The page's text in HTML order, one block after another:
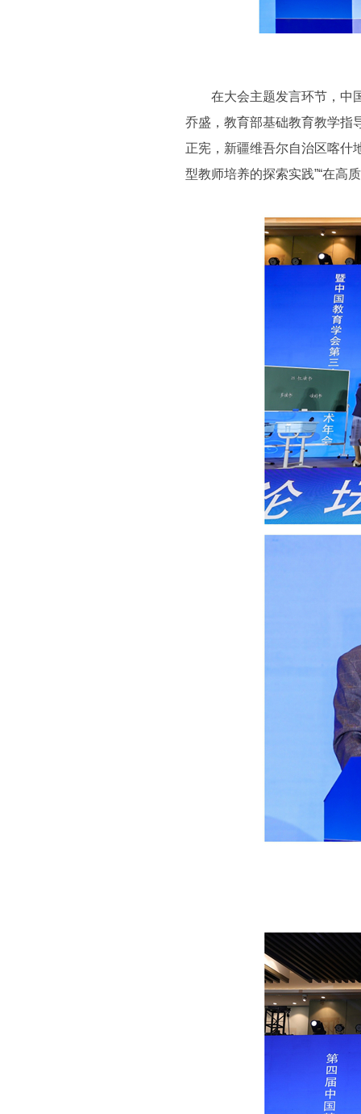
在大会主题发言环节，中国
乔盛，教育部基础教育教学指
正宪，新疆维吾尔自治区喀什
型教师培养的探索实践”“在高